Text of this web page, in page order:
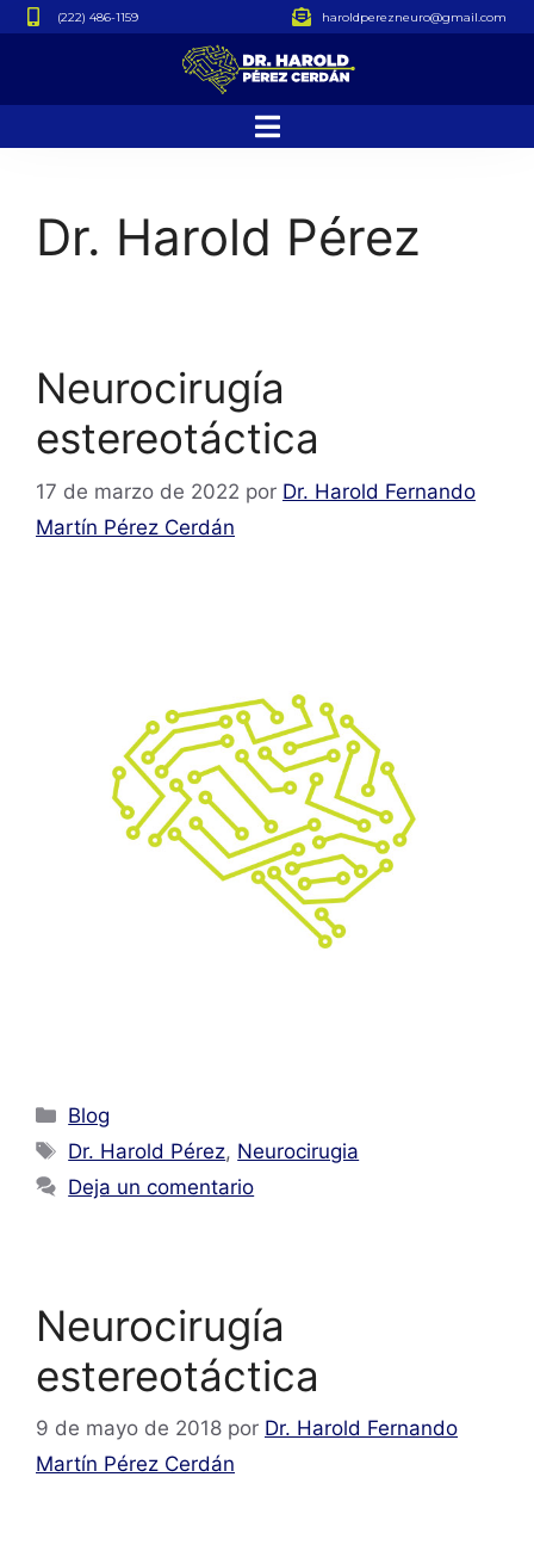
(222) 486-1159 haroldperezneuro@gmail.com
Dr. Harold Pérez
Neurocirugía
estereotáctica
17 de marzo de 2022 por Dr. Harold Fernando
Martín Pérez Cerdán
Blog
Dr. Harold Pérez, Neurocirugia
Deja un comentario
Neurocirugía
estereotáctica
9 de mayo de 2018 por Dr. Harold Fernando
Martín Pérez Cerdán